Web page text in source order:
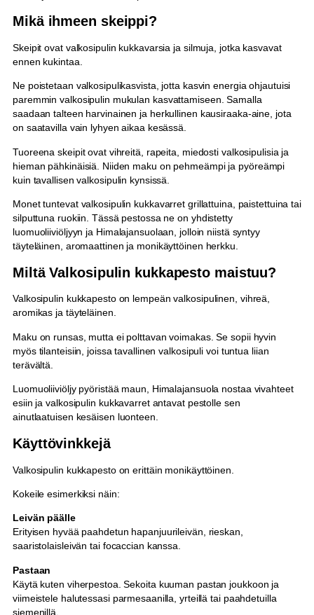
Mikä ihmeen skeippi?
Skeipit ovat valkosipulin kukkavarsia ja silmuja, jotka kasvavat
ennen kukintaa.
Ne poistetaan valkosipulikasvista, jotta kasvin energia ohjautuisi
paremmin valkosipulin mukulan kasvattamiseen. Samalla
saadaan talteen harvinainen ja herkullinen kausiraaka-aine, jota
on saatavilla vain lyhyen aikaa kesässä.
Tuoreena skeipit ovat vihreitä, rapeita, miedosti valkosipulisia ja
hieman pähkinäisiä. Niiden maku on pehmeämpi ja pyöreämpi
kuin tavallisen valkosipulin kynsissä.
Monet tuntevat valkosipulin kukkavarret grillattuina, paistettuina tai
silputtuna ruokiin. Tässä pestossa ne on yhdistetty
luomuoliiviöljyyn ja Himalajansuolaan, jolloin niistä syntyy
täyteläinen, aromaattinen ja monikäyttöinen herkku.
Miltä Valkosipulin kukkapesto maistuu?
Valkosipulin kukkapesto on lempeän valkosipulinen, vihreä,
aromikas ja täyteläinen.
Maku on runsas, mutta ei polttavan voimakas. Se sopii hyvin
myös tilanteisiin, joissa tavallinen valkosipuli voi tuntua liian
terävältä.
Luomuoliiviöljy pyöristää maun, Himalajansuola nostaa vivahteet
esiin ja valkosipulin kukkavarret antavat pestolle sen
ainutlaatuisen kesäisen luonteen.
Käyttövinkkejä
Valkosipulin kukkapesto on erittäin monikäyttöinen.
Kokeile esimerkiksi näin:
Leivän päälle
Erityisen hyvää paahdetun hapanjuurileivän, rieskan,
saaristolaisleivän tai focaccian kanssa.
Pastaan
Käytä kuten viherpestoa. Sekoita kuuman pastan joukkoon ja
viimeistele halutessasi parmesaanilla, yrteillä tai paahdetuilla
siemenillä.